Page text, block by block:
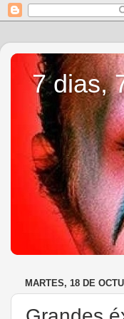
7 dias,
MARTES, 18 DE